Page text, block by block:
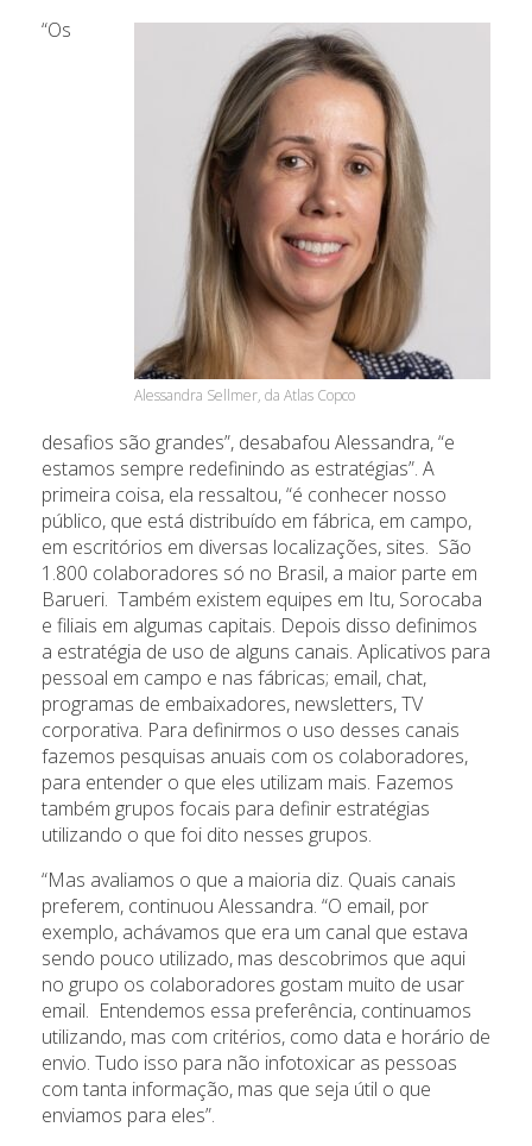
Alessandra Sellmer, da Atlas Copco
“Os
desafios são grandes”, desabafou Alessandra, “e
estamos sempre redefinindo as estratégias”. A
primeira coisa, ela ressaltou, “é conhecer nosso
público, que está distribuído em fábrica, em campo,
em escritórios em diversas localizações, sites. São
1.800 colaboradores só no Brasil, a maior parte em
Barueri. Também existem equipes em Itu, Sorocaba
e filiais em algumas capitais. Depois disso definimos
a estratégia de uso de alguns canais. Aplicativos para
pessoal em campo e nas fábricas; email, chat,
programas de embaixadores, newsletters, TV
corporativa. Para definirmos o uso desses canais
fazemos pesquisas anuais com os colaboradores,
para entender o que eles utilizam mais. Fazemos
também grupos focais para definir estratégias
utilizando o que foi dito nesses grupos.
“Mas avaliamos o que a maioria diz. Quais canais
preferem, continuou Alessandra. “O email, por
exemplo, achávamos que era um canal que estava
sendo pouco utilizado, mas descobrimos que aqui
no grupo os colaboradores gostam muito de usar
email. Entendemos essa preferência, continuamos
utilizando, mas com critérios, como data e horário de
envio. Tudo isso para não infotoxicar as pessoas
com tanta informação, mas que seja útil o que
enviamos para eles”.